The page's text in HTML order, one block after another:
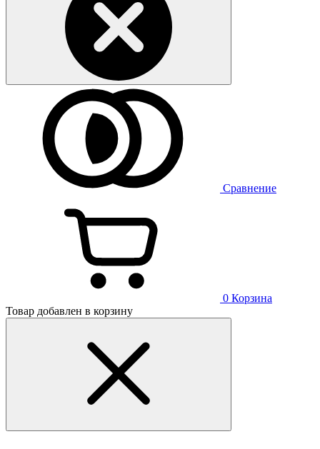
Сравнение
0 Корзина
Товар добавлен в корзину